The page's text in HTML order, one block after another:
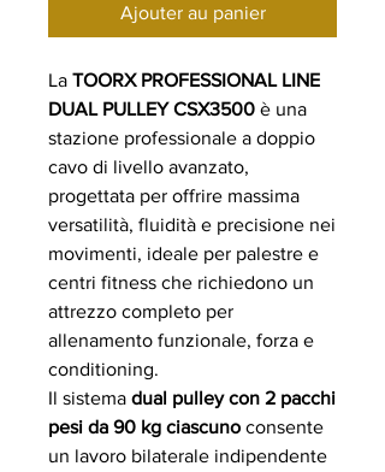
Ajouter au panier
La TOORX PROFESSIONAL LINE
DUAL PULLEY CSX3500 è una
stazione professionale a doppio
cavo di livello avanzato,
progettata per offrire massima
versatilità, fluidità e precisione nei
movimenti, ideale per palestre e
centri fitness che richiedono un
attrezzo completo per
allenamento funzionale, forza e
conditioning.
Il sistema dual pulley con 2 pacchi
pesi da 90 kg ciascuno consente
un lavoro bilaterale indipendente